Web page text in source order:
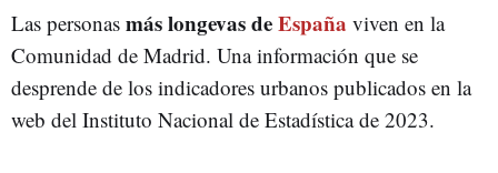
Las personas más longevas deEspaña viven en la
Comunidad de Madrid. Una información que se
desprende de los indicadores urbanos publicados en la
web del Instituto Nacional de Estadística de 2023.